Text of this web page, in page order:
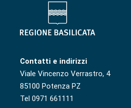
Contatti e indirizzi
Viale Vincenzo Verrastro, 4
85100 Potenza PZ
Tel 0971 661111